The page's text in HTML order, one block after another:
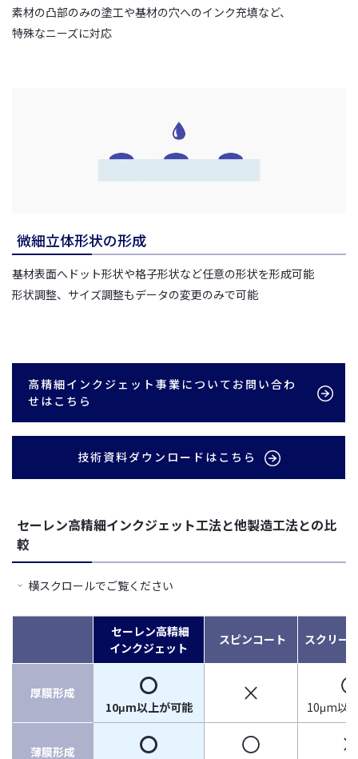
素材の凸部のみの塗工や基材の穴へのインク充填など、
特殊なニーズに対応
微細立体形状の形成
基材表面へドット形状や格子形状など任意の形状を形成可能
形状調整、サイズ調整もデータの変更のみで可能
高精細インクジェット事業についてお問い合わ
せはこちら
技術資料ダウンロードはこちら
セーレン高精細インクジェット工法と他製造工法との比
較
横スクロールでご覧ください
セーレン高精細
インクジェット
スピンコート スクリー
厚膜形成 〇
10μm以上が可能
×
10μm以
薄膜形成 〇 〇